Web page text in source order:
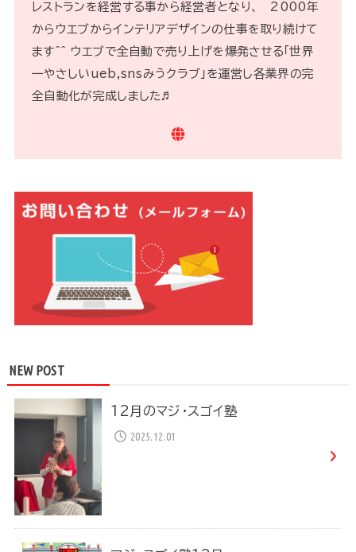
レストランを経営する事から経営者となり、 2000年
からウエブからインテリアデザインの仕事を取り続けて
ます^^ ウエブで全自動で売り上げを爆発させる「世界
一やさしいueb,snsみうクラブ」を運営し各業界の完
全自動化が完成しました♬
NEW POST
12月のマジ・スゴイ塾
2025.12.01